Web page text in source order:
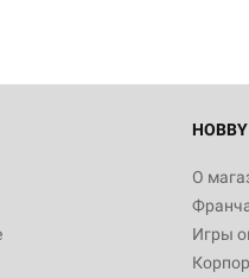
О
Игры